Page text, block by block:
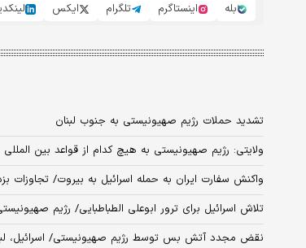
بله
اینستاگرم تلگرام ایکس
تشدید حملات رژیم صهیونیستی به جنوب لبنان
ولایتی: رژیم صهیونیستی به هیچ کدام از قواعد بین
واکنش سفارت ایران به حمله اسرائیل به بیروت/ تجاوزات
تلاش اسرائیل برای ترور ابوعلی الطباطبایی/ رژیم
نقض مجدد آتش بس توسط رژیم صهیونیستی/ اسرائیل،